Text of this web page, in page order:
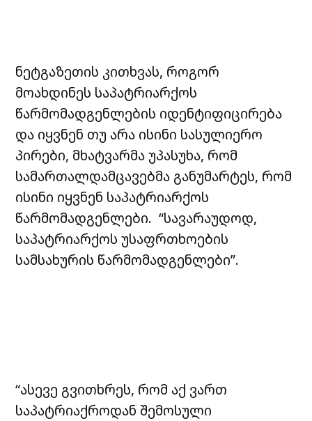
ნეტგაზეთის კითხვას, როგორ
მოახდინეს საპატრიარქოს
წარმომადგენლების იდენტიფიცირება
და იყვნენ თუ არა ისინი სასულიერო
პირები, მხატვარმა უპასუხა, რომ
სამართალდამცავებმა განუმარტეს, რომ
ისინი იყვნენ საპატრიარქოს
წარმომადგენლები. “სავარაუდოდ,
საპატრიარქოს უსაფრთხოების
სამსახურის წარმომადგენლები”.
“ასევე გვითხრეს, რომ აქ ვართ
საპატრიაქროდან შემოსული